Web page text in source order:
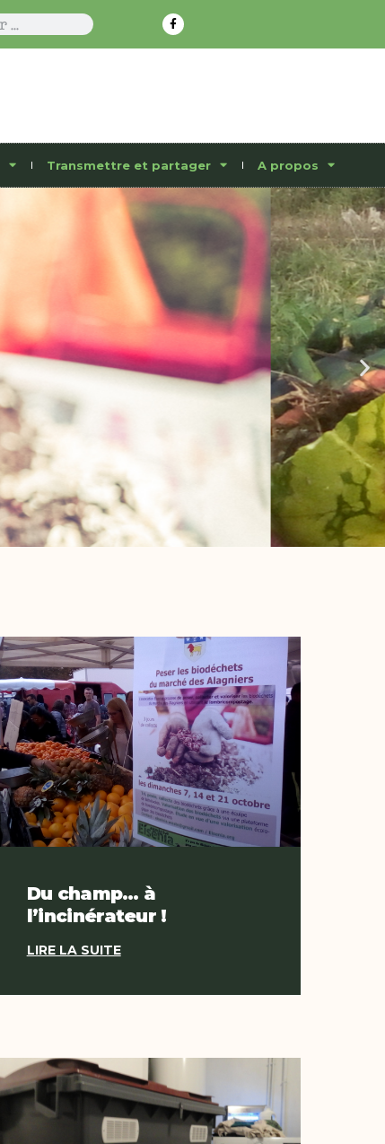
Transmettre et partager A propos
Du champ… à
l’incinérateur !
LIRE LA SUITE